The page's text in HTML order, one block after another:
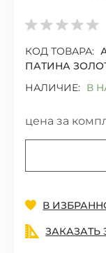
КОД ТОВАРА:
ПАТИНА
НАЛИЧИЕ:
В
цена за
Добавить
В
ЗАКАЗАТЬ